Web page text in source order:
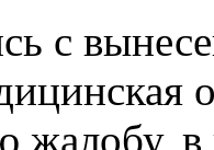
с
жалобу,